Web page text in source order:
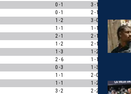
0 - 1 3 - 1
0 - 1 2 - 1
1 - 2 3 - 0
0
1 - 1 1 - 1
3
2 - 1 2 - 1
3
1 - 2 2 - 1
0
1 - 3 1 - 2
1
2 - 6 1 - 1
0 - 3 1 - 3
1 - 1 2 - 0
1 - 1 1 - 2
0
3 - 2 2 - 2
0